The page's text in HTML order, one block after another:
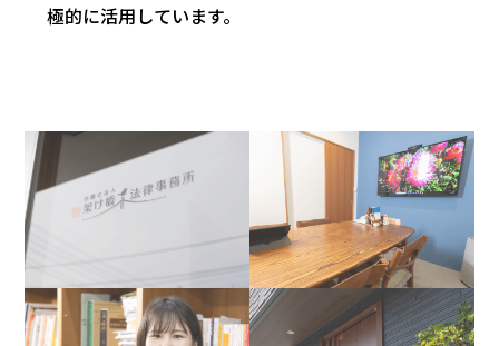
極的に活用しています。